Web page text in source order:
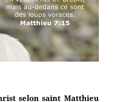
selon saint Matthieu